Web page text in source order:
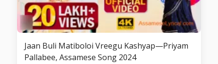
Jaan Buli Matiboloi Vreegu Kashyap—Priyam
Pallabee, Assamese Song 2024